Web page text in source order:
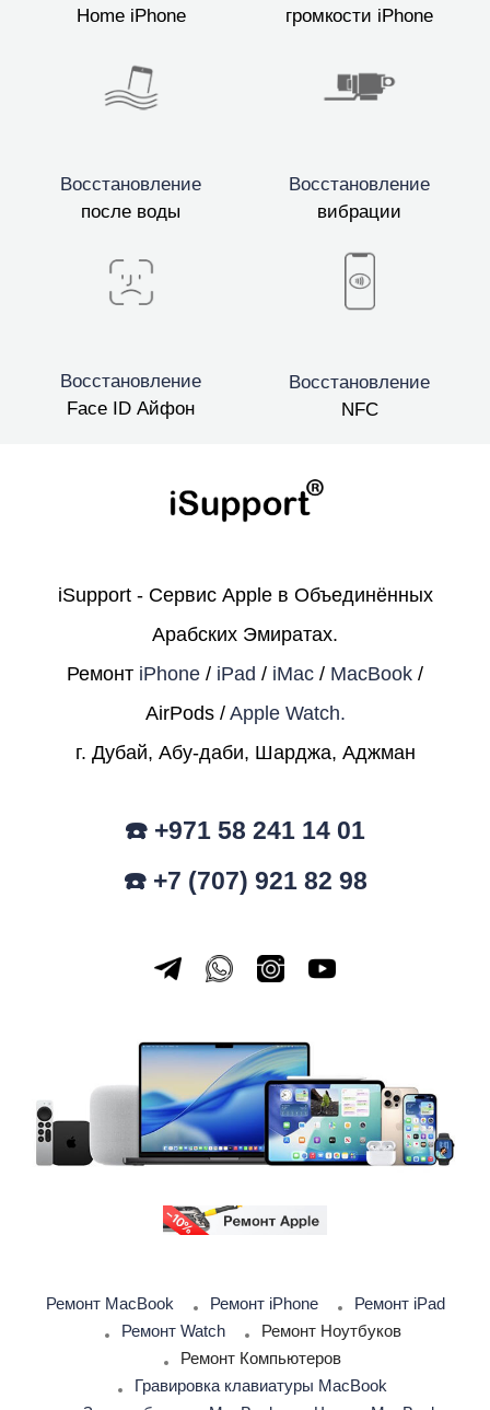
Home iPhone
громкости iPhone
Восстановление
после воды
Восстановление
вибрации
Восстановление
Face ID Айфон
Восстановление
NFC
iSupport - Сервис Apple в Объединённых
Арабских Эмиратах.
Ремонт iPhone / iPad / iMac / MacBook /
AirPods / Apple Watch.
г. Дубай, Абу-даби, Шарджа, Аджман
☎️ +971 58 241 14 01
☎️ +7 (707) 921 82 98
Ремонт MacBook Ремонт iPhone
Ремонт iPad
Ремонт Watch
Ремонт Ноутбуков
Ремонт Компьютеров
Гравировка клавиатуры MacBook